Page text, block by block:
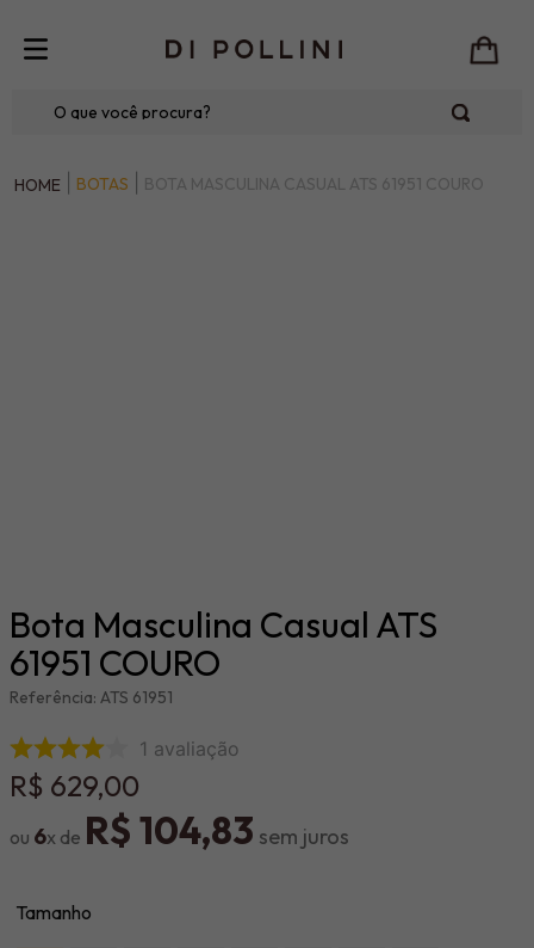
O que você procura?
BOTAS BOTA MASCULINA CASUAL ATS 61951 COURO
Bota Masculina Casual ATS
61951 COURO
Referência: ATS 61951
1 avaliação
R$ 629,00
6 R$ 104,83
Tamanho